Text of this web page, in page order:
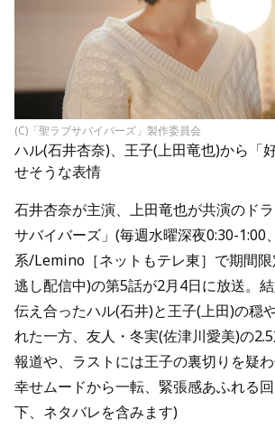
(C)「聖ラブサバイバーズ」製作委員会
ハル(石井杏奈)、王子(上田竜也)から「
せそうな表情
石井杏奈が主演、上田竜也が共演のド
サバイバーズ」(毎週水曜深夜0:30-1:00
系/Lemino［ネットもテレ東］で期間
逃し配信中)の第5話が2月4日に放送。
伝え合ったハル(石井)と王子(上田)の穏
れた一方、友人・冬実(佐津川愛美)の
報道や、ラストには王子の裏切りを疑わ
幸せムードから一転、緊張感あふれる
下、ネタバレを含みます)